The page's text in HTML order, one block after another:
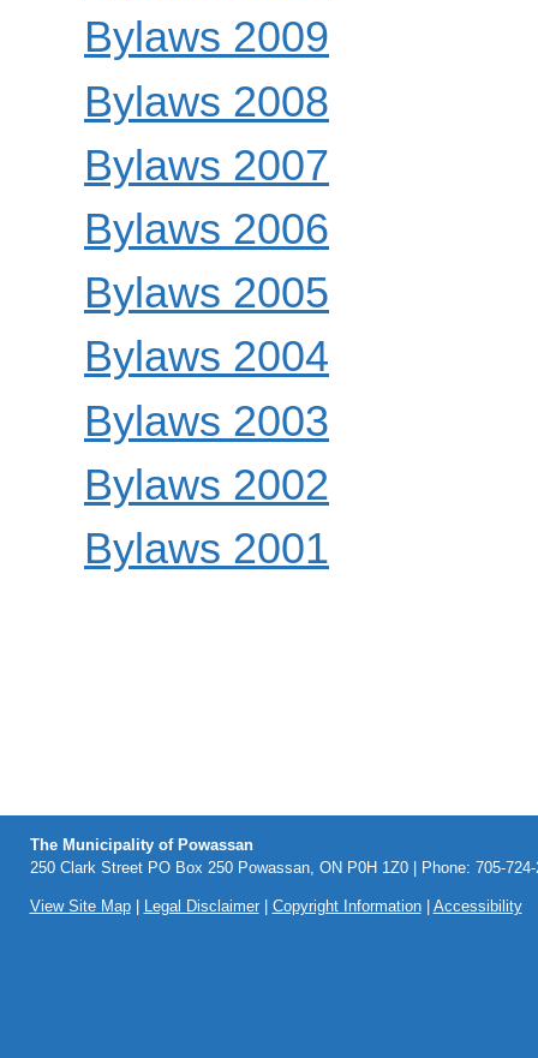
Bylaws 2009
Bylaws 2008
Bylaws 2007
Bylaws 2006
Bylaws 2005
Bylaws 2004
Bylaws 2003
Bylaws 2002
Bylaws 2001
The Municipality of Powassan
250 Clark Street PO Box 250 Powassan, ON P0H 1Z0 | Phone: 705-
View Site Map| Legal Disclaimer| Copyright Information| Accessibility